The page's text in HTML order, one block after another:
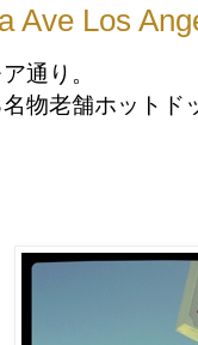
Ave Los
通り。
物老舗ホットド